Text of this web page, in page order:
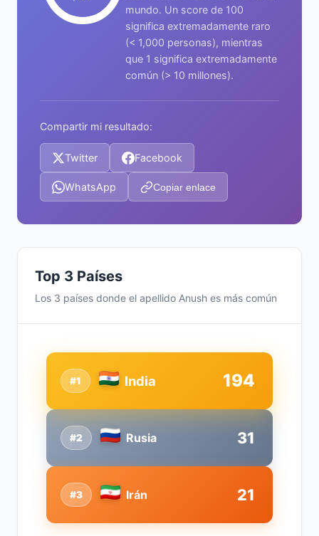
mundo. Un score de 100
significa extremadamente raro
(< 1,000 personas), mientras
que 1 significa extremadamente
común (> 10 millones).
Compartir mi resultado:
Twitter Facebook
WhatsApp Copiar enlace
Top 3 Países
Los 3 países donde el apellido Anush es más común
#2 Rusia 31
#1 India 194
#3 Irán 21